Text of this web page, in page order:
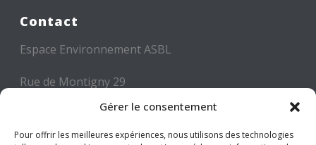
Gérer le consentement
Pour offrir les meilleures expériences, nous utilisons des technologies
Contact
Espace Environnement ASBL
Rue de Montigny 29
6000 CHARLEROI
Tél: +32 71 300 300